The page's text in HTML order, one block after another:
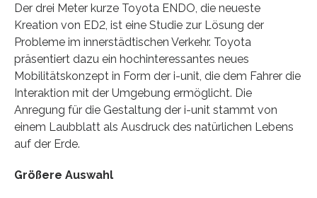
Der drei Meter kurze Toyota ENDO, die neueste
Kreation von ED2, ist eine Studie zur Lösung der
Probleme im innerstädtischen Verkehr. Toyota
präsentiert dazu ein hochinteressantes neues
Mobilitätskonzept in Form der i-unit, die dem Fahrer die
Interaktion mit der Umgebung ermöglicht. Die
Anregung für die Gestaltung der i-unit stammt von
einem Laubblatt als Ausdruck des natürlichen Lebens
auf der Erde.
Größere Auswahl